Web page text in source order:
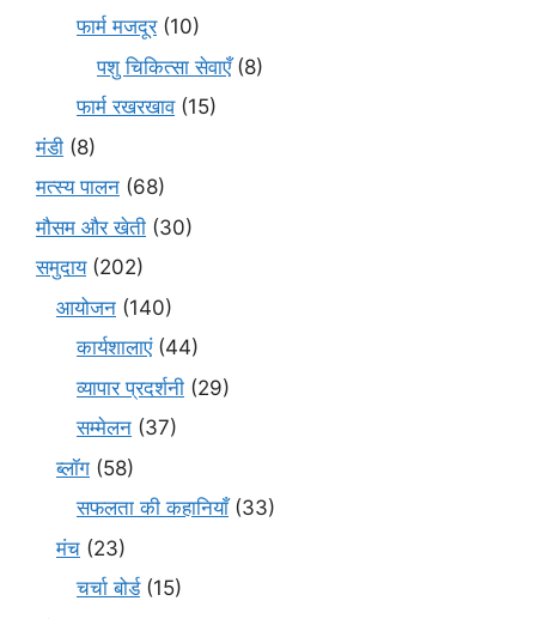
फार्म मजदूर(10)
पशु चिकित्सा सेवाएँ(8)
फार्म रखरखाव(15)
मंडी (8)
मत्स्य पालन (68)
मौसम और खेती (30)
समुदाय(202)
आयोजन (140)
कार्यशालाएं(44)
व्यापार प्रदर्शनी (29)
सम्मेलन (37)
ब्लॉग (58)
सफलता की कहानियाँ(33)
मंच (23)
चर्चा बोर्ड(15)